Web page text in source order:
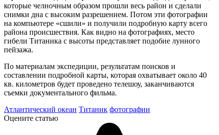
которые челночным образом прошли весь район и сделали
снимки дна с высоким разрешением. Потом эти фотографии
на компьютере «сшили» и получили подробную карту всего
района происшествия. Как видно на фотографиях, место
гибели Титаника с высоты представляет подобие лунного
пейзажа.
По материалам экспедиции, результатам поисков и
составлении подробной карты, которая охватывает около 40
кв. километров будет проведено телешоу, заканчиваются
съемки документального фильма.
Атлантический океан Титаник фотографии
Оцените статью